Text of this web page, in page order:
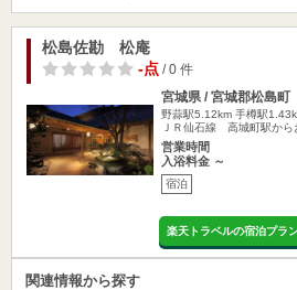
松島佐勘 松庵
-点/ 0 件
宮城県 / 宮城郡松島町
野蒜駅5.12km 手樽駅
ＪＲ仙石線 高城町駅から
営業時間
入浴料金 ～
宿泊
楽天トラベルの宿泊プラ
関連情報から探す